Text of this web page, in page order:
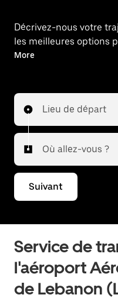
Décrivez-nous votre
les meilleures options
ou en revenir.
More
Lieu de départ
Où allez-vous ?
Suivant
Service de
l'aéroport
de Lebanon